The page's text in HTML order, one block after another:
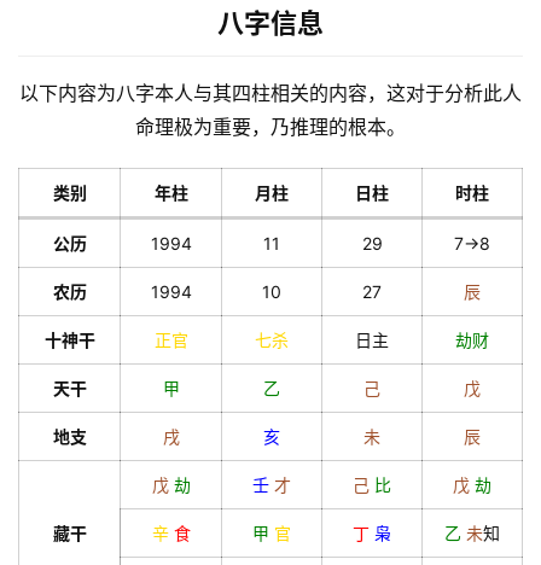
八字信息
以下内容为八字本人与其四柱相关的内容，这对于分析此人
命理极为重要，乃推理的根本。
类别 年柱 月柱 日柱 时柱
公历 1994 11 29 7->8
农历 1994 10 27 辰
十神干 正官 七杀 日主 劫财
天干 甲 乙 己 戊
地支 戌 亥 未 辰
藏干
戊 劫 壬 才 己 比 戊 劫
辛 食 甲 官 丁 枭 乙 未知